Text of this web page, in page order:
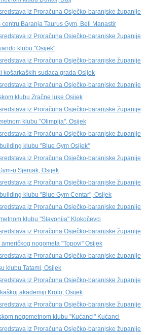
iz Proračuna Osječko-baranjske županije
Baranja Taurus Gym, Beli Manastir
iz Proračuna Osječko-baranjske županije
klubu "Osijek"
iz Proračuna Osječko-baranjske županije
košarkaških sudaca grada Osijek
iz Proračuna Osječko-baranjske županije
klubu Zračne luke Osijek
iz Proračuna Osječko-baranjske županije
klubu "Olimpija", Osijek
iz Proračuna Osječko-baranjske županije
klubu "Blue Gym Osijek"
iz Proračuna Osječko-baranjske županije
u Sjenjak, Osijek
iz Proračuna Osječko-baranjske županije
klubu "Blue Gym Centar", Osijek
iz Proračuna Osječko-baranjske županije
klubu "Slavonija" Klokočevci
iz Proračuna Osječko-baranjske županije
nogometa "Topovi" Osijek
iz Proračuna Osječko-baranjske županije
klubu Tatami, Osijek
iz Proračuna Osječko-baranjske županije
akademiji Krolo, Osijek
iz Proračuna Osječko-baranjske županije
nogometnom klubu "Kućanci" Kućanci
iz Proračuna Osječko-baranjske županije